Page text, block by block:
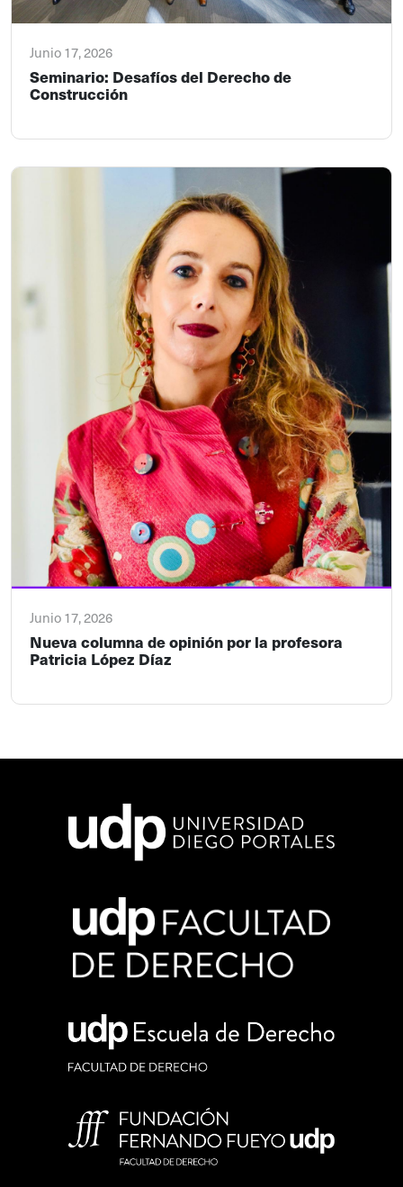
Junio 17, 2026
Seminario: Desafíos del Derecho de
Construcción
Junio 17, 2026
Nueva columna de opinión por la profesora
Patricia López Díaz